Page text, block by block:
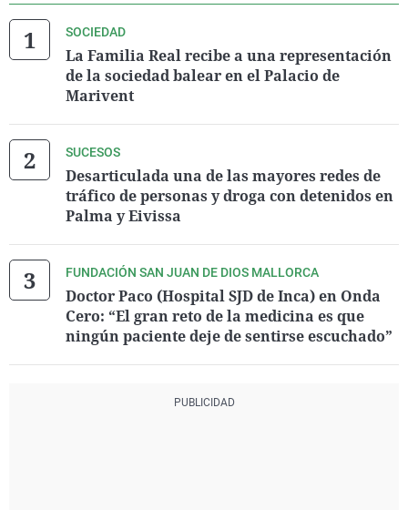
SOCIEDAD
La Familia Real recibe a una representación
de la sociedad balear en el Palacio de
Marivent
SUCESOS
Desarticulada una de las mayores redes de
tráfico de personas y droga con detenidos en
Palma y Eivissa
FUNDACIÓN SAN JUAN DE DIOS MALLORCA
Doctor Paco (Hospital SJD de Inca) en Onda
Cero: “El gran reto de la medicina es que
ningún paciente deje de sentirse escuchado”